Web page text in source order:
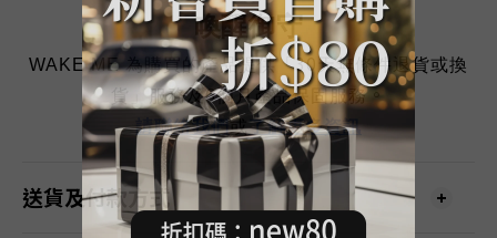
喚醒御守
WAKE ME為購買的產品提供「30 天無條件退貨或換
貨」服務及6個月產品保固服務。
請聯絡我們或了解更多資訊
送貨及付款方式